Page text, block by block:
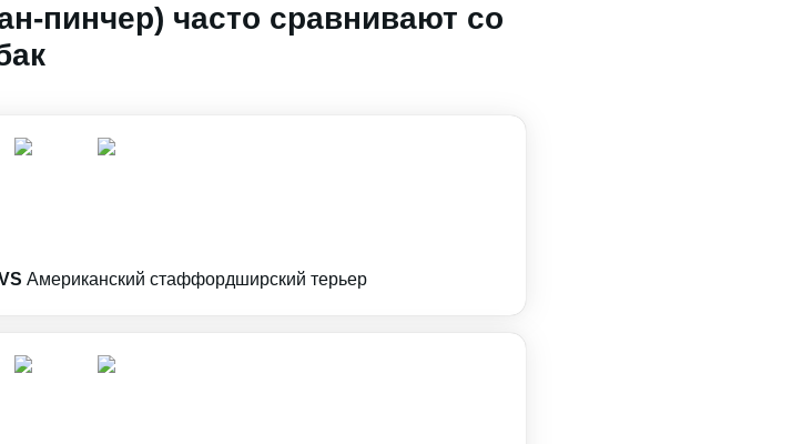
пинчер) часто сравнивают со
Американский стаффордширский терьер